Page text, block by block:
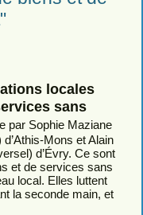
locales
sans
par Sophie Maziane
Mons et Alain
d’Évry. Ce sont
et de services sans
local. Elles luttent
la seconde main, et